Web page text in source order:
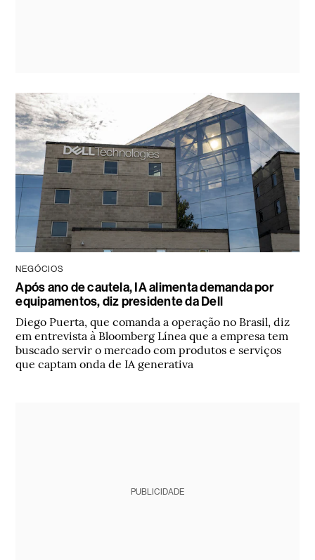
NEGÓCIOS
Após ano de cautela, IA alimenta demanda por
equipamentos, diz presidente da Dell
Diego Puerta, que comanda a operação no Brasil, diz
em entrevista à Bloomberg Línea que a empresa tem
buscado servir o mercado com produtos e serviços
que captam onda de IA generativa
PUBLICIDADE